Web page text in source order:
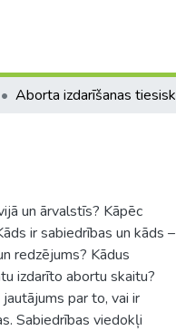
un ārvalstīs? Kāpēc
ir sabiedrības un kāds –
redzējums? Kādus
izdarīto abortu skaitu?
par to, vai ir
Sabiedrības viedokļi